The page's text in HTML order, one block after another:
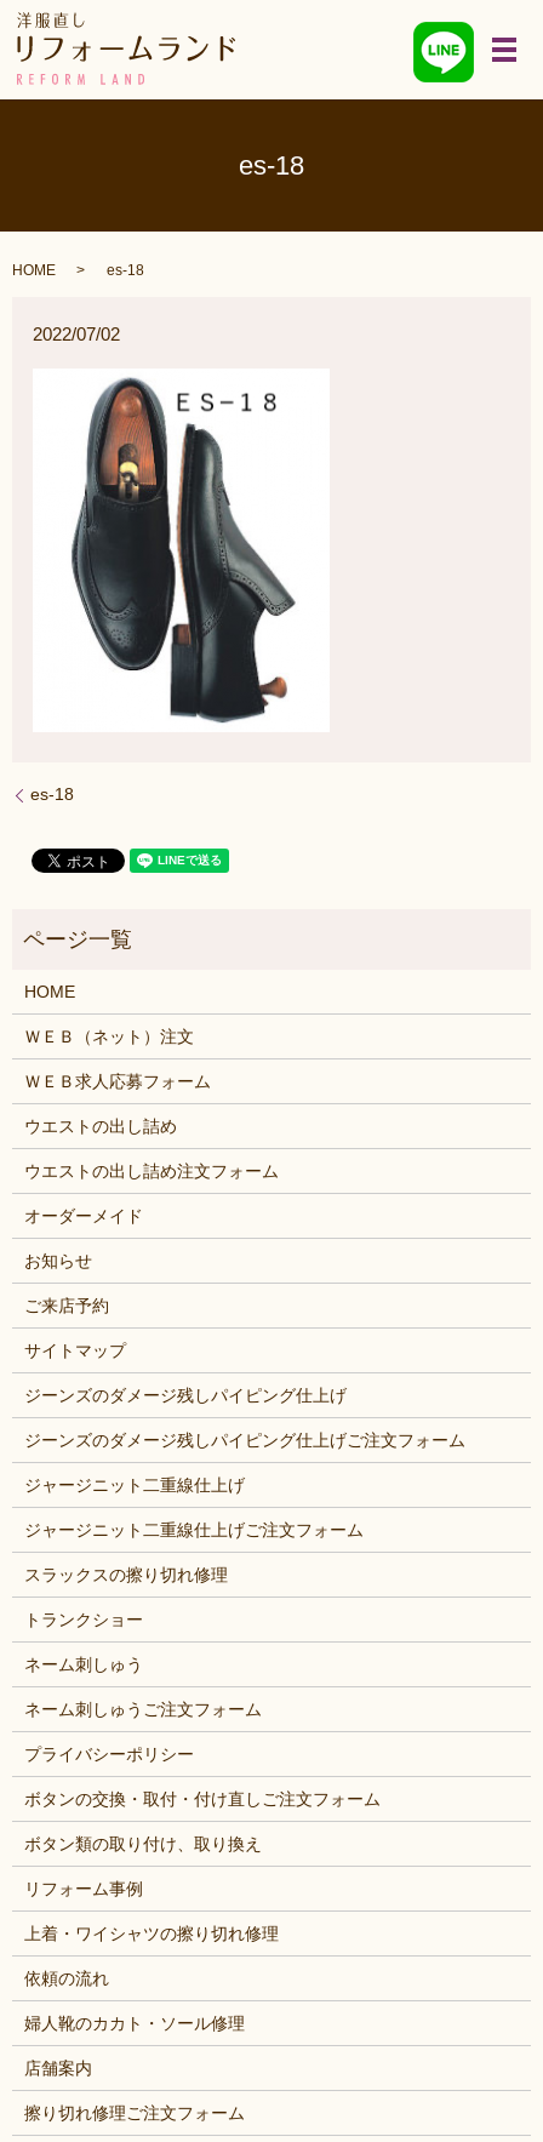
メ
es-18
HOME es-18
2022/07/02
es-18
HOME
ＷＥＢ（ネット）注文
ＷＥＢ求人応募フォーム
ウエストの出し詰め
ウエストの出し詰め注文フォーム
オーダーメイド
お知らせ
ご来店予約
サイトマップ
ジーンズのダメージ残しパイピング仕上げ
ジーンズのダメージ残しパイピング仕上げご注文フォーム
ジャージニット二重線仕上げ
ジャージニット二重線仕上げご注文フォーム
スラックスの擦り切れ修理
トランクショー
ネーム刺しゅう
ネーム刺しゅうご注文フォーム
プライバシーポリシー
ボタンの交換・取付・付け直しご注文フォーム
ボタン類の取り付け、取り換え
リフォーム事例
上着・ワイシャツの擦り切れ修理
依頼の流れ
婦人靴のカカト・ソール修理
店舗案内
擦り切れ修理ご注文フォーム